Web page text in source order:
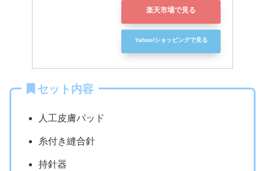
楽天市場で見る
Yahoo!ショッピングで見る
セット内容
人工皮膚パッド
糸付き縫合針
持針器